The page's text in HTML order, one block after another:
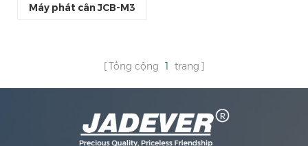
Máy phát cân JCB-M3
Tổng cộng 1 trang